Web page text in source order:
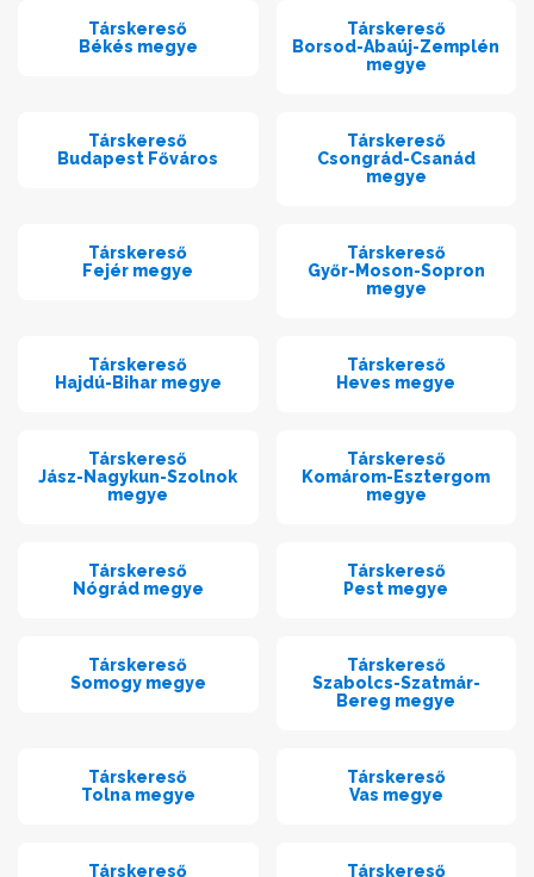
Társkereső
Békés megye
Társkereső
Borsod-Abaúj-Zemplén
megye
Társkereső
Budapest Főváros
Társkereső
Csongrád-Csanád
megye
Társkereső
Fejér megye
Társkereső
Győr-Moson-Sopron
megye
Társkereső
Hajdú-Bihar megye
Társkereső
Heves megye
Társkereső
Jász-Nagykun-Szolnok
megye
Társkereső
Komárom-Esztergom
megye
Társkereső
Nógrád megye
Társkereső
Pest megye
Társkereső
Somogy megye
Társkereső
Szabolcs-Szatmár-
Bereg megye
Társkereső
Tolna megye
Társkereső
Vas megye
Társkereső Társkereső